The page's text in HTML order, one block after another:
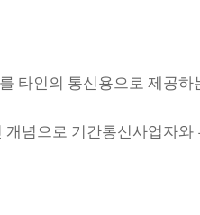
타인의 통신용으로 제공하
념으로 기간통신사업자와